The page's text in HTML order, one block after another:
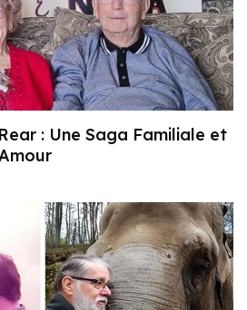
: Une Saga Familiale et